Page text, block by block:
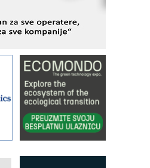
godina preciznosti u
za ispitivanje
koje
hidrauličkih
fluida